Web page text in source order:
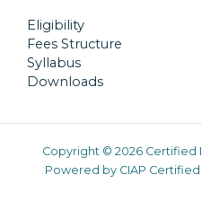
Eligibility
Fees Structure
Syllabus
Downloads
Copyright © 2026 Certified
Powered by CIAP